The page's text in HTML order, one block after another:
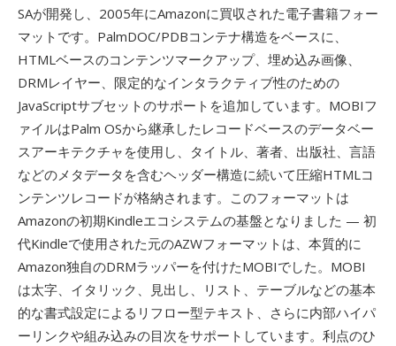
SAが開発し、2005年にAmazonに買収された電子書籍フォー
マットです。PalmDOC/PDBコンテナ構造をベースに、
HTMLベースのコンテンツマークアップ、埋め込み画像、
DRMレイヤー、限定的なインタラクティブ性のための
JavaScriptサブセットのサポートを追加しています。MOBIフ
ァイルはPalm OSから継承したレコードベースのデータベー
スアーキテクチャを使用し、タイトル、著者、出版社、言語
などのメタデータを含むヘッダー構造に続いて圧縮HTMLコ
ンテンツレコードが格納されます。このフォーマットは
Amazonの初期Kindleエコシステムの基盤となりました — 初
代Kindleで使用された元のAZWフォーマットは、本質的に
Amazon独自のDRMラッパーを付けたMOBIでした。MOBI
は太字、イタリック、見出し、リスト、テーブルなどの基本
的な書式設定によるリフロー型テキスト、さらに内部ハイパ
ーリンクや組み込みの目次をサポートしています。利点のひ